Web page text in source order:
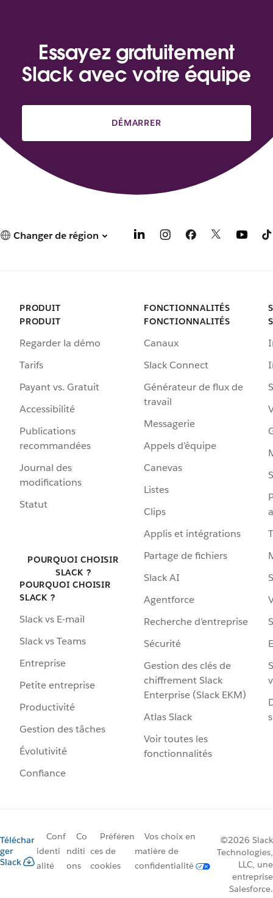
Essayez gratuitement
Slack avec votre équipe
DÉMARRER
Changer de région
PRODUIT
PRODUIT
Regarder la démo
Tarifs
Payant vs. Gratuit
Accessibilité
Publications
recommandées
Journal des
modifications
Statut
POURQUOI CHOISIR
SLACK ?
POURQUOI CHOISIR
SLACK ?
Slack vs E-mail
Slack vs Teams
Entreprise
Petite entreprise
Productivité
Gestion des tâches
Évolutivité
Confiance
FONCTIONNALITÉS
FONCTIONNALITÉS
Canaux
Slack Connect
Générateur de flux de
travail
Messagerie
Appels d’équipe
Canevas
Listes
Clips
Applis et intégrations
Partage de fichiers
Slack AI
Agentforce
Recherche d’entreprise
Sécurité
Gestion des clés de
chiffrement Slack
Enterprise (Slack EKM)
Atlas Slack
Voir toutes les
fonctionnalités
Téléchar
ger
Slack
Conf
identi
alité
Co
nditi
ons
Préféren
ces de
cookies
Vos choix en
matière de
confidentialité
©2026 Slack
Technologies,
LLC, une
entreprise
Salesforce.